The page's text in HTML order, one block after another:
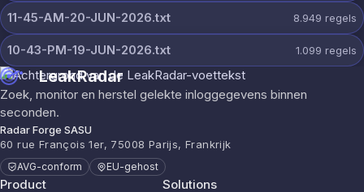
11-45-AM-20-JUN-2026.txt 8.949 regels
10-43-PM-19-JUN-2026.txt 1.099 regels
LeakRadar
Zoek, monitor en herstel gelekte inloggegevens binnen
seconden.
Radar Forge SASU
60 rue François 1er, 75008 Parijs, Frankrijk
AVG-conform EU-gehost
Product Solutions